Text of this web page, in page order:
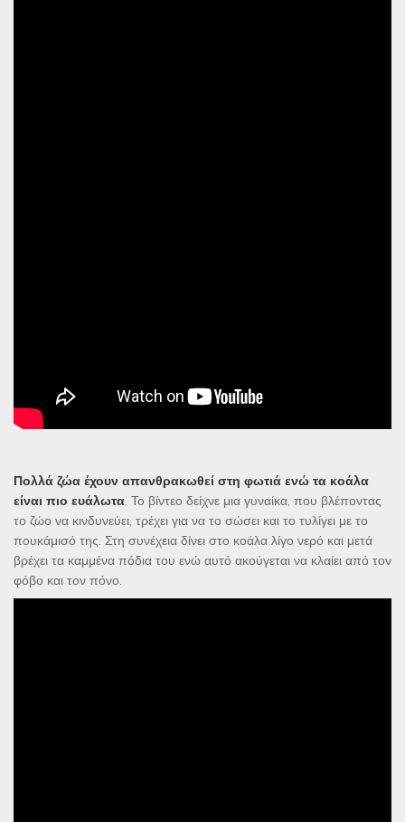
Πολλά ζώα έχουν απανθρακωθεί στη φωτιά ενώ τα κοάλα
είναι πιο ευάλωτα . Το βίντεο δείχνε μια γυναίκα, που βλέποντας
το ζώο να κινδυνεύει, τρέχει για να το σώσει και το τυλίγει με το
πουκάμισό της. Στη συνέχεια δίνει στο κοάλα λίγο νερό και μετά
βρέχει τα καμμένα πόδια του ενώ αυτό ακούγεται να κλαίει από τον
φόβο και τον πόνο.